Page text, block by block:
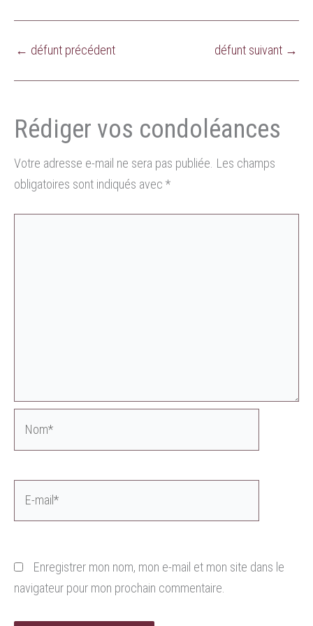
← défunt précédent défunt suivant →
Votre adresse e-mail ne sera pas publiée. Les champs
obligatoires sont indiqués avec *
Enregistrer mon nom, mon e-mail et mon site dans le
navigateur pour mon prochain commentaire.